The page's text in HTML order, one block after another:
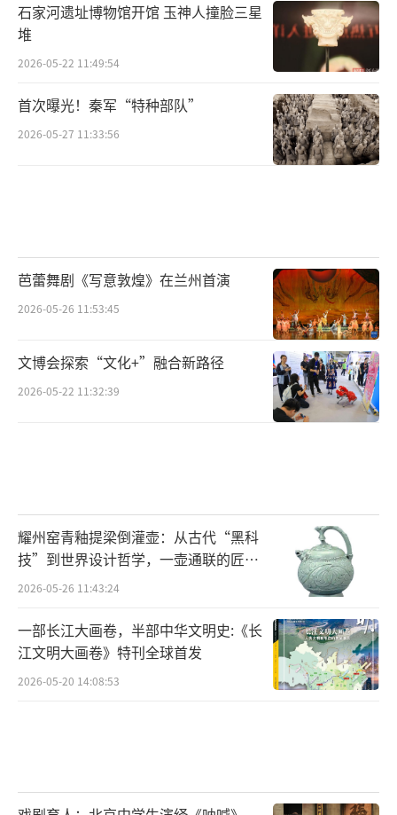
石家河遗址博物馆开馆 玉神人撞脸三星
堆
2026-05-22 11:49:54
首次曝光！秦军“特种部队”
2026-05-27 11:33:56
芭蕾舞剧《写意敦煌》在兰州首演
2026-05-26 11:53:45
文博会探索“文化+”融合新路径
2026-05-22 11:32:39
耀州窑青釉提梁倒灌壶：从古代“黑科
技”到世界设计哲学，一壶通联的匠心
宇宙
2026-05-26 11:43:24
一部长江大画卷，半部中华文明史:《长
江文明大画卷》特刊全球首发
2026-05-20 14:08:53